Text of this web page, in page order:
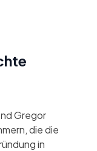
Gregor
die die
in